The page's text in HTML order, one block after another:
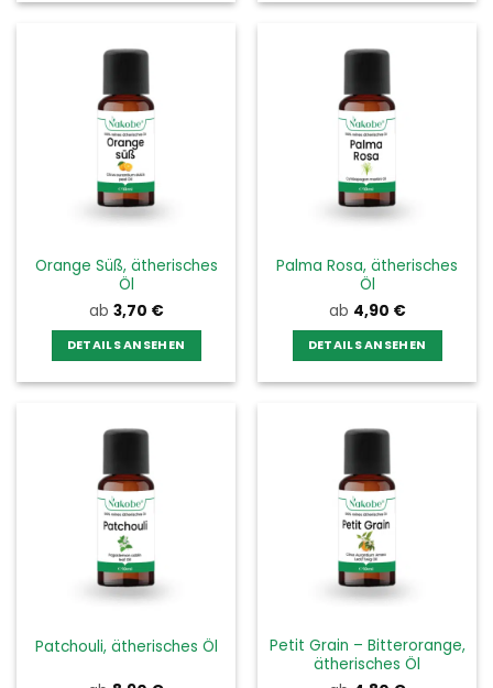
mehrere
Varianten
auf.
Die
Optionen
können
auf
der
gewählt
werden
mehrere
Varianten
auf.
Die
Optionen
können
auf
der
gewählt
werden
Orange Süß, ätherisches
Öl
ab 3,70 €
DETAILS ANSEHEN
mehrere
Varianten
auf.
Die
Optionen
können
auf
der
gewählt
Palma Rosa, ätherisches
Öl
ab 4,90 €
DETAILS ANSEHEN
mehrere
Varianten
auf.
Die
Optionen
können
auf
der
gewählt
werden
Patchouli, ätherisches Öl
Petit Grain – Bitterorange,
ätherisches Öl